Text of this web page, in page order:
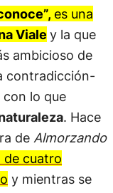
es una
Viale y la que
ambicioso de
contradicción-
con lo que
. Hace
de Almorzando
de cuatro
y mientras se